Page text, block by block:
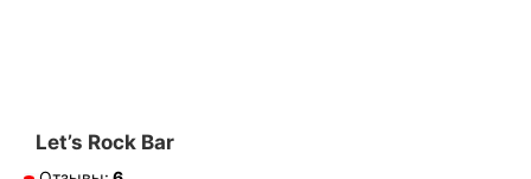
Let’s Rock Bar